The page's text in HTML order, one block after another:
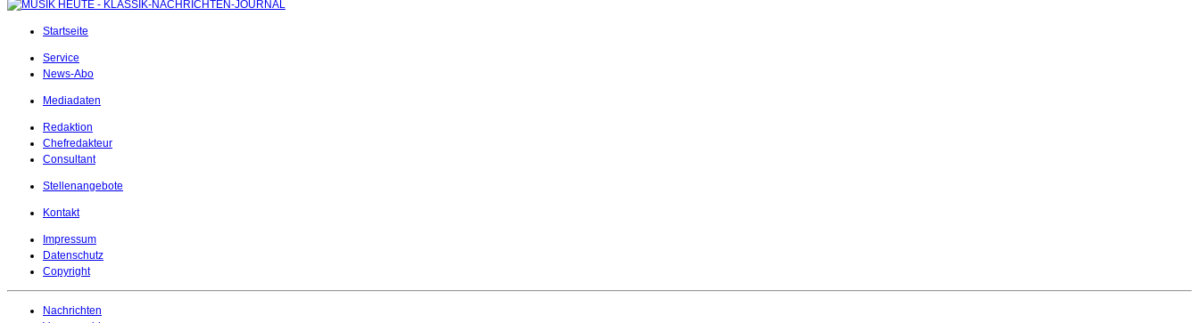
Startseite
Service
News-Abo
Mediadaten
Redaktion
Chefredakteur
Consultant
Stellenangebote
Kontakt
Impressum
Datenschutz
Copyright
Nachrichten